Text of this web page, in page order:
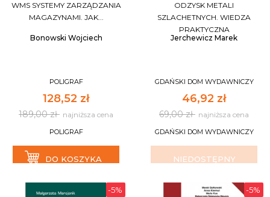
WMS SYSTEMY ZARZĄDZANIA
MAGAZYNAMI. JAK...
Bonowski Wojciech
POLIGRAF
128,52 zł
189,00 zł najniższa cena
POLIGRAF
DO KOSZYKA
ODZYSK METALI
SZLACHETNYCH. WIEDZA
PRAKTYCZNA
Jerchewicz Marek
GDAŃSKI DOM WYDAWNICZY
46,92 zł
69,00 zł najniższa cena
GDAŃSKI DOM WYDAWNICZY
NIEDOSTĘPNY
-5% -5%